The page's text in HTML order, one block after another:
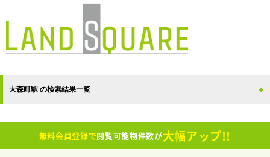
大森町駅 の検索結果一覧
無料会員登録で閲覧可能物件数が大幅アップ!!